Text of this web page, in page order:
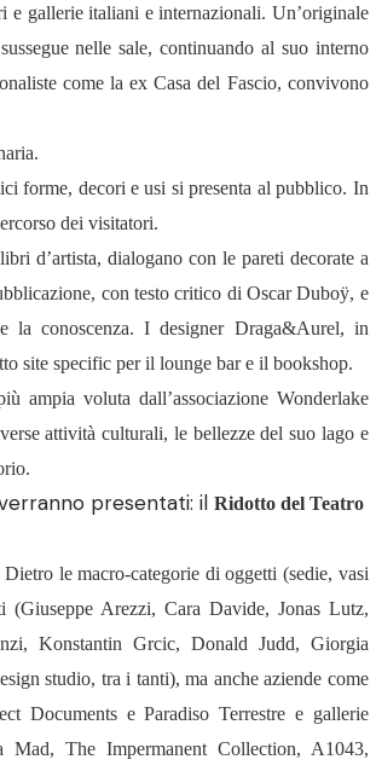
e gallerie italiani e internazionali. Un’originale
nelle sale, continuando al suo interno
come la ex Casa del Fascio, convivono
forme, decori e usi si presenta al pubblico. In
dei visitatori.
d’artista, dialogano con le pareti decorate a
con testo critico di Oscar Duboÿ, e
la conoscenza. I designer Draga&Aurel, in
site specific per il lounge bar e il bookshop.
ampia voluta dall’associazione Wonderlake
attività culturali, le bellezze del suo lago e
presentati: il Ridotto del Teatro
le macro-categorie di oggetti (sedie, vasi
(Giuseppe Arezzi, Cara Davide, Jonas Lutz,
Konstantin Grcic, Donald Judd, Giorgia
studio, tra i tanti), ma anche aziende come
Documents e Paradiso Terrestre e gallerie
Mad, The Impermanent Collection, A1043,